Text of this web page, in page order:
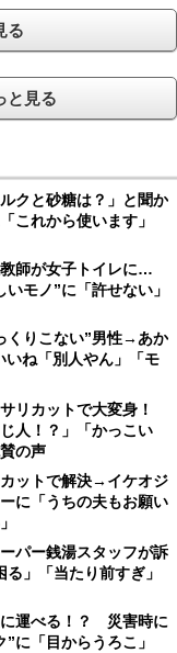
る
と見る
クと砂糖は？」と聞か
れから使います」
教師が女子トイレに…
モノ”に「許せない」
くりこない”男性→あか
ね「別人やん」「モ
リカットで大変身！
人！？」「かっこい
の声
ットで解決→イケオジ
に「うちの夫もお願い
パー銭湯スタッフが訴
」「当たり前すぎ」
運べる！？ 災害時に
に「目からうろこ」